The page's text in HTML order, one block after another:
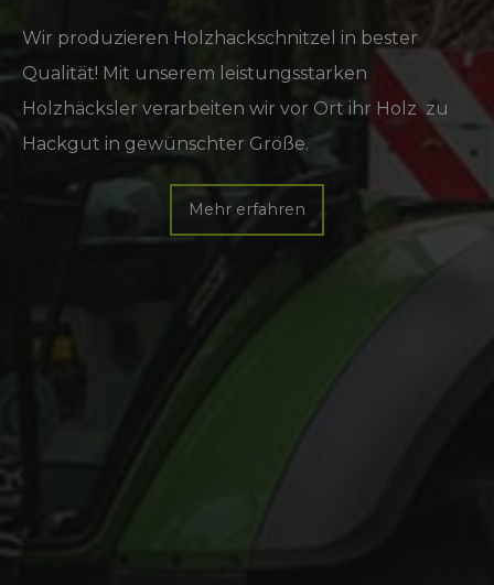
Wir produzieren Holzhackschnitzel in bester
Qualität! Mit unserem leistungsstarken
Holzhäcksler verarbeiten wir vor Ort ihr Holz zu
Hackgut in gewünschter Größe.
Mehr erfahren